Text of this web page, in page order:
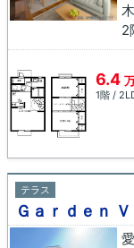
2
6.4
1階 /
テラス
Ｇａｒｄｅｎ